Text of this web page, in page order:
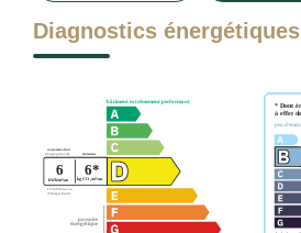
Diagnostics énergétiques